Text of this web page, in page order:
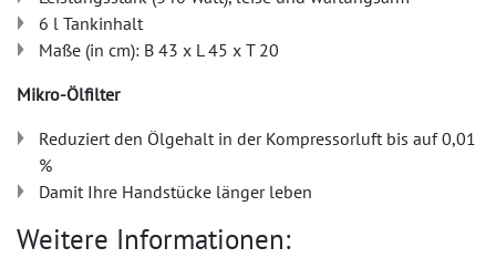
6 l Tankinhalt
Maße (in cm): B 43 x L 45 x T 20
Mikro-Ölfilter
Reduziert den Ölgehalt in der Kompressorluft bis auf 0,01
%
Damit Ihre Handstücke länger leben
Weitere Informationen: